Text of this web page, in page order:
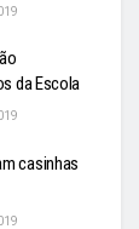
da Escola
casinhas